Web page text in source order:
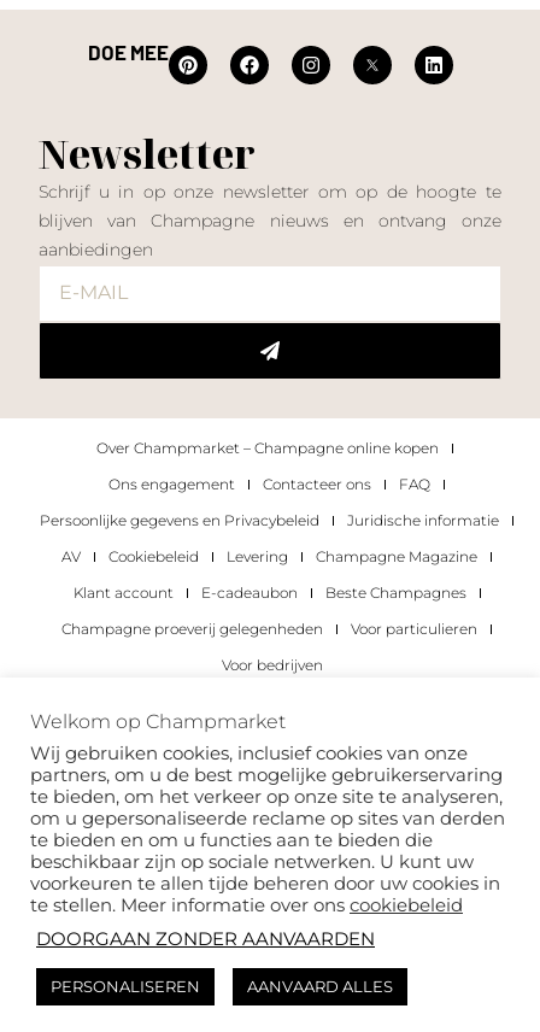
DOE MEE
Newsletter
Schrijf u in op onze newsletter om op de hoogte te
blijven van Champagne nieuws en ontvang onze
aanbiedingen
Over Champmarket – Champagne online kopen
Ons engagement
Contacteer ons
FAQ
Persoonlijke gegevens en Privacybeleid
Juridische informatie
AV
Cookiebeleid Levering
Champagne Magazine
Klant account
E-cadeaubon
Beste Champagnes
Champagne proeverij gelegenheden
Voor particulieren
Voor bedrijven
Copyright 2022 © alle rechten voorbehouden.
GEZONDHEID. DRINK MET VERSTAND.
Deze site wordt beschermd door reCAPTCHA en hetprivacybeleid
Welkom op Champmarket
Wij gebruiken cookies, inclusief cookies van onze
partners, om u de best mogelijke gebruikerservaring
te bieden, om het verkeer op onze site te analyseren,
om u gepersonaliseerde reclame op sites van derden
te bieden en om u functies aan te bieden die
beschikbaar zijn op sociale netwerken. U kunt uw
voorkeuren te allen tijde beheren door uw cookies in
te stellen. Meer informatie over ons cookiebeleid
DOORGAAN ZONDER AANVAARDEN
PERSONALISEREN AANVAARD ALLES